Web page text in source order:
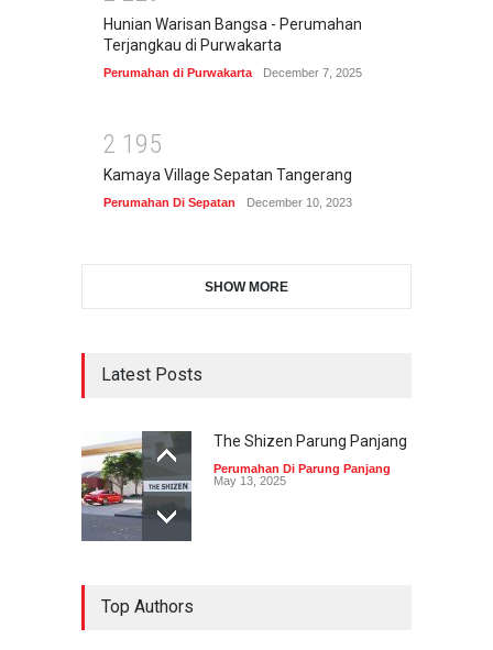
Hunian Warisan Bangsa - Perumahan
Terjangkau di Purwakarta
Perumahan di Purwakarta December 7, 2025
2 1 95
Kamaya Village Sepatan Tangerang
Perumahan Di Sepatan December 10, 2023
SHOW MORE
Latest Posts
The Shizen Parung Panjang
Perumahan Di Parung Panjang
May 13, 2025
Top Authors